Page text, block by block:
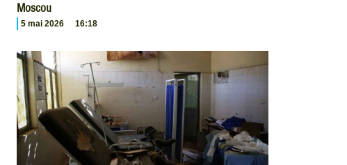
Moscou
5 mai 2026 16:18